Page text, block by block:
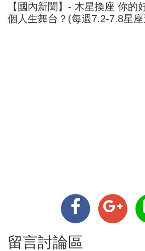
【國內新聞】- 木星換座 你的
個人生舞台？(每週7.2-7.8星座
留言討論區